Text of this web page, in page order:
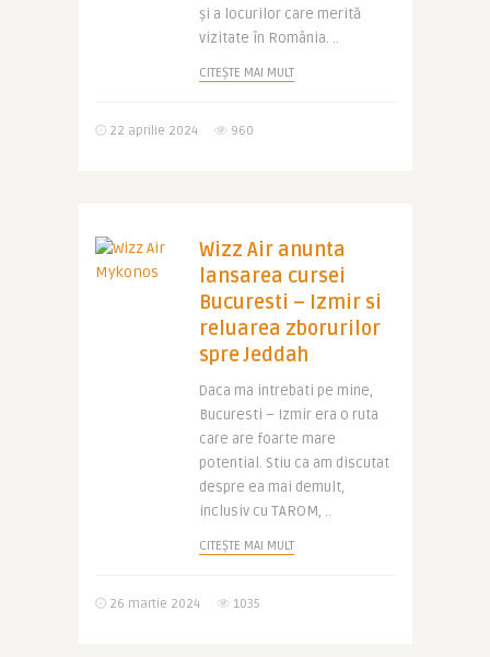
și a locurilor care merită
vizitate în România. ..
CITEȘTE MAI MULT
22 aprilie 2024 960
Wizz Air anunta
lansarea cursei
Bucuresti – Izmir si
reluarea zborurilor
spre Jeddah
Daca ma intrebati pe mine,
Bucuresti – Izmir era o ruta
care are foarte mare
potential. Stiu ca am discutat
despre ea mai demult,
inclusiv cu TAROM, ..
CITEȘTE MAI MULT
26 martie 2024 1035